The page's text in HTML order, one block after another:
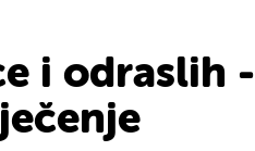
i odraslih -